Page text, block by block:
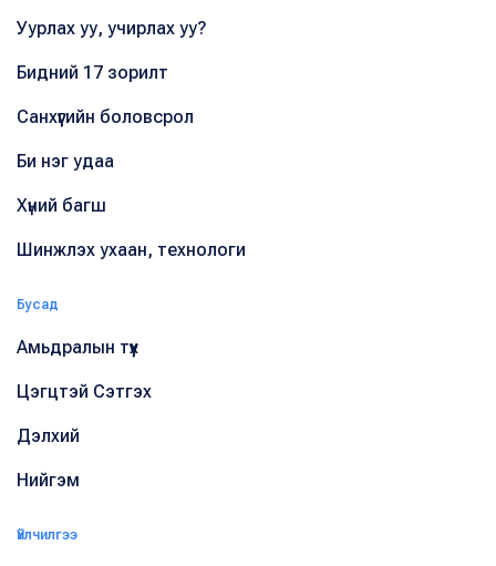
Уурлах уу, учирлах уу?
Бидний 17 зорилт
Санхүүгийн боловсрол
Би нэг удаа
Хүний багш
Шинжлэх ухаан, технологи
Бусад
Амьдралын түүх
Цэгцтэй Сэтгэх
Дэлхий
Нийгэм
Үйлчилгээ